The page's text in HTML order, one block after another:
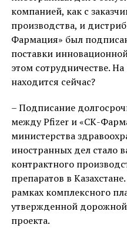
компанией, как с
производства, и
Фармация» был
поставки
этом сотрудничестве.
находится сейчас?
– Подписание
между Pfizer и «СК-
министерства
иностранных дел стало
контрактного
препаратов в
рамках комплексного
утвержденной
проекта.